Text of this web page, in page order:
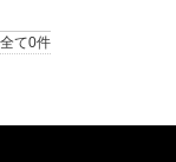
全て0件